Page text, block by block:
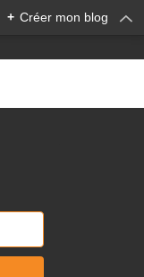
+ Créer mon blog